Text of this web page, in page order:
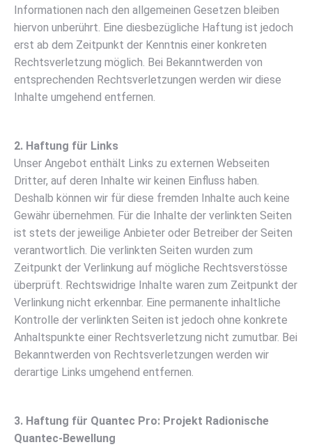
Informationen nach den allgemeinen Gesetzen bleiben
hiervon unberührt. Eine diesbezügliche Haftung ist jedoch
erst ab dem Zeitpunkt der Kenntnis einer konkreten
Rechtsverletzung möglich. Bei Bekanntwerden von
entsprechenden Rechtsverletzungen werden wir diese
Inhalte umgehend entfernen.
2. Haftung für Links
Unser Angebot enthält Links zu externen Webseiten
Dritter, auf deren Inhalte wir keinen Einfluss haben.
Deshalb können wir für diese fremden Inhalte auch keine
Gewähr übernehmen. Für die Inhalte der verlinkten Seiten
ist stets der jeweilige Anbieter oder Betreiber der Seiten
verantwortlich. Die verlinkten Seiten wurden zum
Zeitpunkt der Verlinkung auf mögliche Rechtsverstösse
überprüft. Rechtswidrige Inhalte waren zum Zeitpunkt der
Verlinkung nicht erkennbar. Eine permanente inhaltliche
Kontrolle der verlinkten Seiten ist jedoch ohne konkrete
Anhaltspunkte einer Rechtsverletzung nicht zumutbar. Bei
Bekanntwerden von Rechtsverletzungen werden wir
derartige Links umgehend entfernen.
3. Haftung für Quantec Pro: Projekt Radionische
Quantec-Bewellung